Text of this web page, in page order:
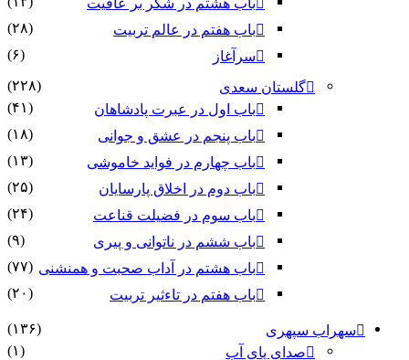
باب هفتم در عالم تربیت
(۲۸)
سرآغاز
(۶)
گلستان سعدی
(۲۲۸)
باب اول در عبرت پادشاهان
(۴۱)
باب پنجم در عشق و جوانى
(۱۸)
باب چهارم در فواید خاموشى
(۱۳)
باب دوم در اخلاق پارسایان
(۲۵)
باب سوم در فضیلت قناعت
(۲۴)
باب ششم در ناتوانى و پیرى
(۹)
باب هشتم در آداب صحبت و همنشنى (۷۷)
باب هفتم در تاءثیر تربیت
(۲۰)
سهراب سپهری
(۱۳۶)
صدای پای آب
(۱)